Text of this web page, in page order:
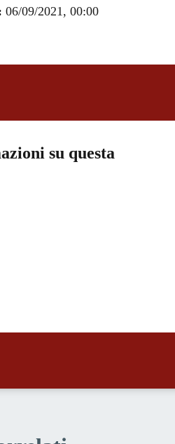
06/09/2021, 00:00
su questa